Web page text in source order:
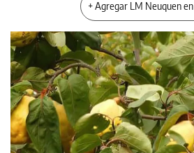
+ Agregar LM Neuquen en